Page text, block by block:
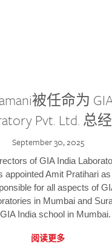
被任命为
Pvt. Ltd. 总
September 30, 2025
of GIA India
appointed Amit Pratihari
for all aspects of
in Mumbai and
India school in Mumbai.
阅读更多